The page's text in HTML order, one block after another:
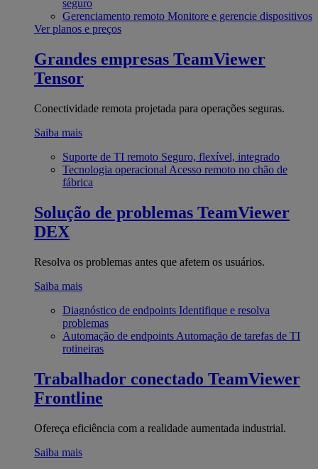
seguro
Gerenciamento remoto Monitore e gerencie dispositivos
Ver planos e preços
Grandes empresas TeamViewer
Tensor
Conectividade remota projetada para operações seguras.
Saiba mais
Suporte de TI remoto Seguro, flexível, integrado
Tecnologia operacional Acesso remoto no chão de
fábrica
Solução de problemas TeamViewer
DEX
Resolva os problemas antes que afetem os usuários.
Saiba mais
Diagnóstico de endpoints Identifique e resolva
problemas
Automação de endpoints Automação de tarefas de TI
rotineiras
Trabalhador conectado TeamViewer
Frontline
Ofereça eficiência com a realidade aumentada industrial.
Saiba mais